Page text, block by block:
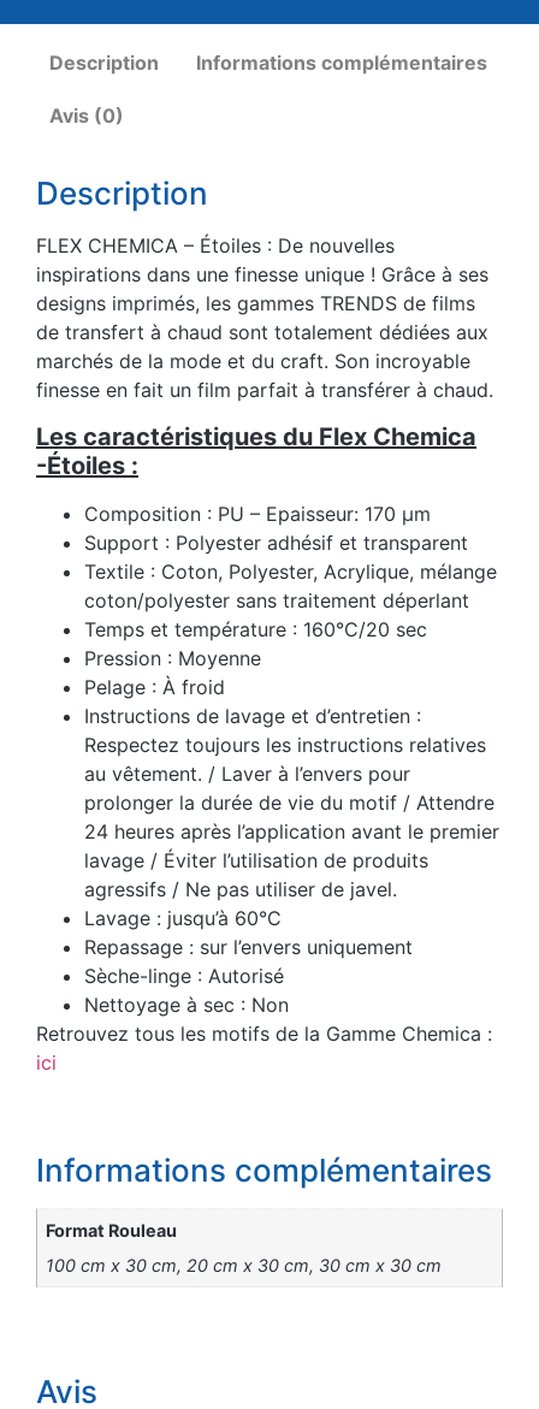
Description Informations complémentaires
Avis (0)
Description
FLEX CHEMICA – Étoiles : De nouvelles
inspirations dans une finesse unique ! Grâce à ses
designs imprimés, les gammes TRENDS de films
de transfert à chaud sont totalement dédiées aux
marchés de la mode et du craft. Son incroyable
finesse en fait un film parfait à transférer à chaud.
Les caractéristiques du Flex Chemica
-Étoiles :
Composition : PU – Epaisseur: 170 µm
Support : Polyester adhésif et transparent
Textile : Coton, Polyester, Acrylique, mélange
coton/polyester sans traitement déperlant
Temps et température : 160°C/20 sec
Pression : Moyenne
Pelage : À froid
Instructions de lavage et d’entretien :
Respectez toujours les instructions relatives
au vêtement. / Laver à l’envers pour
prolonger la durée de vie du motif / Attendre
24 heures après l’application avant le premier
lavage / Éviter l’utilisation de produits
agressifs / Ne pas utiliser de javel.
Lavage : jusqu’à 60°C
Repassage : sur l’envers uniquement
Sèche-linge : Autorisé
Nettoyage à sec : Non
Retrouvez tous les motifs de la Gamme Chemica :
ici
Informations complémentaires
Format Rouleau
100 cm x 30 cm, 20 cm x 30 cm, 30 cm x 30 cm
Avis